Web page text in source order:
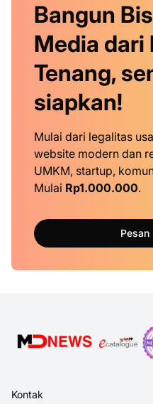
Bangun
Media dari
Tenang,
siapkan!
Mulai dari legalitas
website modern dan
UMKM, startup,
Mulai Rp1.000.000.
Pesan
Kontak